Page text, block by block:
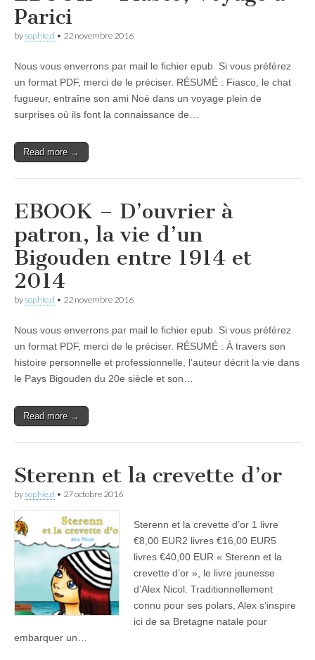
Parici
bysophie.d • 22 novembre 2016
Nous vous enverrons par mail le fichier epub. Si vous préférez
un format PDF, merci de le préciser. RÉSUMÉ : Fiasco, le chat
fugueur, entraîne son ami Noé dans un voyage plein de
surprises où ils font la connaissance de…
Read more →
EBOOK – D’ouvrier à
patron, la vie d’un
Bigouden entre 1914 et
2014
bysophie.d • 22 novembre 2016
Nous vous enverrons par mail le fichier epub. Si vous préférez
un format PDF, merci de le préciser. RÉSUMÉ : À travers son
histoire personnelle et professionnelle, l’auteur décrit la vie dans
le Pays Bigouden du 20e siècle et son…
Read more →
Sterenn et la crevette d’or
bysophie.d • 27 octobre 2016
Sterenn et la crevette d’or 1 livre
€8,00 EUR2 livres €16,00 EUR5
livres €40,00 EUR « Sterenn et la
crevette d’or », le livre jeunesse
d’Alex Nicol. Traditionnellement
connu pour ses polars, Alex s’inspire
ici de sa Bretagne natale pour
embarquer un…